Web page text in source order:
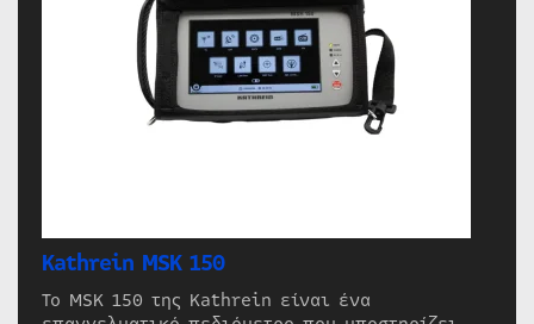
Kathrein MSK 150
Το MSK 150 της Kathrein είναι ένα